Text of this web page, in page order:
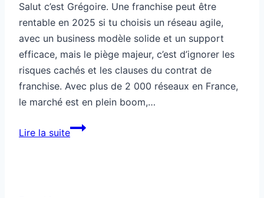
Salut c’est Grégoire. Une franchise peut être
rentable en 2025 si tu choisis un réseau agile,
avec un business modèle solide et un support
efficace, mais le piège majeur, c’est d’ignorer les
risques cachés et les clauses du contrat de
franchise. Avec plus de 2 000 réseaux en France,
le marché est en plein boom,…
Lire la suiteFranchise: